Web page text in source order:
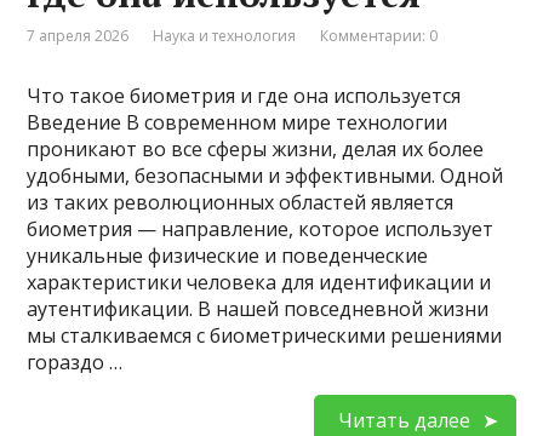
7 апреля 2026 Наука и технология Комментарии: 0
Что такое биометрия и где она используется
Введение В современном мире технологии
проникают во все сферы жизни, делая их более
удобными, безопасными и эффективными. Одной
из таких революционных областей является
биометрия — направление, которое использует
уникальные физические и поведенческие
характеристики человека для идентификации и
аутентификации. В нашей повседневной жизни
мы сталкиваемся с биометрическими решениями
гораздо …
Читать далее